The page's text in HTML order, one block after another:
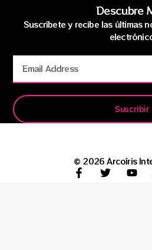
Descubre
Suscríbete y recibe las últimas
Suscribir
© 2026 Arcoíris